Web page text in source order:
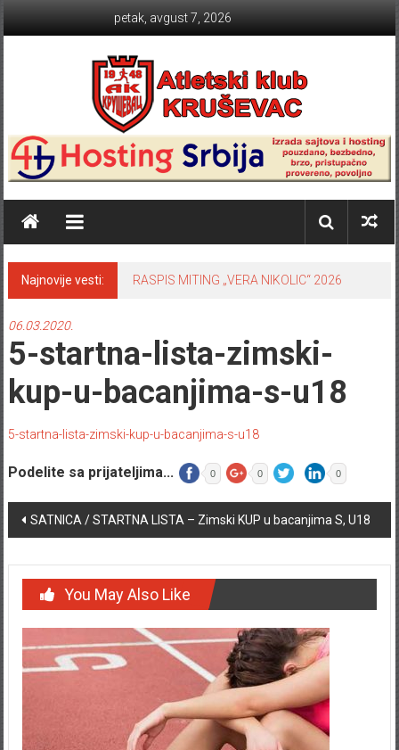
petak, avgust 7, 2026
Atletski klub KRUŠEVAC
Najnovije vesti: RASPIS MITING „VERA NIKOLIC“ 2026
06.03.2020.
5-startna-lista-zimski-
kup-u-bacanjima-s-u18
5-startna-lista-zimski-kup-u-bacanjima-s-u18
Podelite sa prijateljima... 0 0 0
Post navigation
SATNICA / STARTNA LISTA – Zimski KUP u bacanjima S, U18
You May Also Like